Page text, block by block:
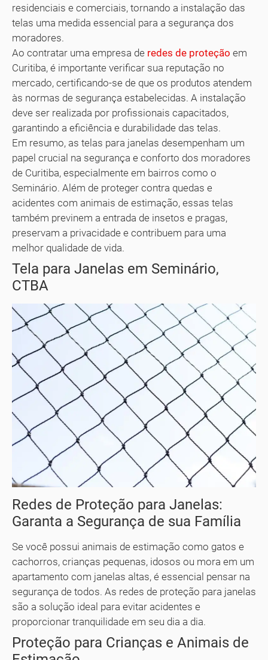
residenciais e comerciais, tornando a instalação das
telas uma medida essencial para a segurança dos
moradores.
Ao contratar uma empresa de redes de proteção em
Curitiba, é importante verificar sua reputação no
mercado, certificando-se de que os produtos atendem
às normas de segurança estabelecidas. A instalação
deve ser realizada por profissionais capacitados,
garantindo a eficiência e durabilidade das telas.
Em resumo, as telas para janelas desempenham um
papel crucial na segurança e conforto dos moradores
de Curitiba, especialmente em bairros como o
Seminário. Além de proteger contra quedas e
acidentes com animais de estimação, essas telas
também previnem a entrada de insetos e pragas,
preservam a privacidade e contribuem para uma
melhor qualidade de vida.
Tela para Janelas em Seminário,
CTBA
Redes de Proteção para Janelas:
Garanta a Segurança de sua Família
Se você possui animais de estimação como gatos e
cachorros, crianças pequenas, idosos ou mora em um
apartamento com janelas altas, é essencial pensar na
segurança de todos. As redes de proteção para janelas
são a solução ideal para evitar acidentes e
proporcionar tranquilidade em seu dia a dia.
Proteção para Crianças e Animais de